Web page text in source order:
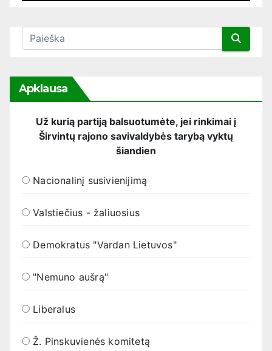
Apklausa
Už kurią partiją balsuotumėte, jei rinkimai į
Širvintų rajono savivaldybės tarybą vyktų
šiandien
Nacionalinį susivienijimą
Valstiečius - žaliuosius
Demokratus "Vardan Lietuvos"
"Nemuno aušrą"
Liberalus
Ž. Pinskuvienės komitetą